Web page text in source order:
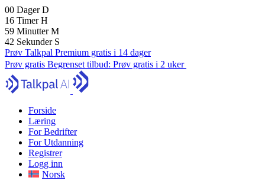
00 DagerD
16 TimerH
59 MinutterM
41 Sekunder S
Prøv Talkpal Premium gratis i 14 dager
Prøv gratis Begrenset tilbud: Prøv gratis i 2 uker
Forside
Læring
For Bedrifter
For Utdanning
Registrer
Logg inn
Norsk